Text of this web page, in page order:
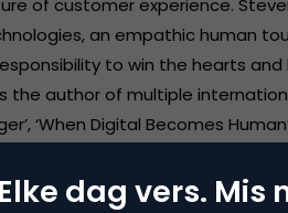
of customer experience.
an empathic human
to win the hearts and
the author of multiple
‘When Digital Becomes
dag vers. Mis